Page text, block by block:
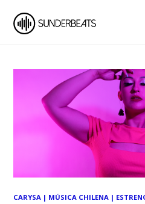
CARYSA | MÚSICA CHILENA |